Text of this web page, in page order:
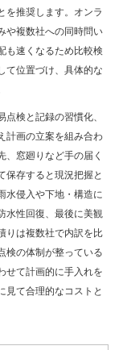
を推奨します。オンラ
や複数社への同時問い
も速くなるため比較検
て位置づけ、具体的な
検と記録の習慣化、
計画の立案を組み合わ
、窓廻りなど手の届く
保存すると現況把握と
水侵入や下地・構造に
水性回復、最後に美観
りは複数社で内訳を比
検の体制が整っている
せて計画的に手入れを
見て合理的なコストと